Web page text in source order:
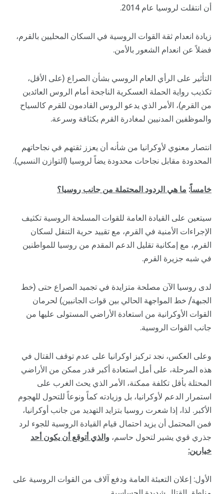
أن انتقلت لروسيا عام 2014.
زيادة انعدام ثقة القوات الروسية في السكان المحليين بالقرم،
فضلاً عن انعدام الشعور بالأمن.
التأثير على الرأي العام الروسي بشأن الصراع (على الأقل،
تكذيب رواية الحملة العسكرية الناجحة أمام الروس العائدين
من القرم)، الأمر الذي يدعو الروس القادمون للقرم كالسياح
والموظفين المدنيين لمغادرة القرم بكثافة وسرعة.
انتصار معنوي لأوكرانيا من شأنه أن يعزز ثقتهم في نجاحاتهم
المحدودة مقابل نجاحات محدودة يضاً لروسيا (التوازن النسبي).
خامساً: ما هي الردود المحتملة من جانب روسيا؟
سيتعين على القيادة العامة للقوات المسلحة الروسية تكثيف
الإجراءات الأمنية في القرم، مع تقييد حرية التنقل لسكان
القرم، مع إمكانية تقليل الدعم المقدم من روسيا للمواطنين
في شبه جزيرة القرم.
لدى روسيا الآن مصلحة متزايدة في تجميد الصراع حتى (خط
الجبهة/ خط المواجهة الحالي بين قوات الجانبين) لحرمان
القوات الأوكرانية من استعادة الأراضي المستولى عليها من
جانب القوات الروسية.
وعلى العكس، نجد تركيز اوكرانيا على عدم توقف القتال في
هذه المرحلة، على أمل استعادة أكبر قدر ممكن من الأراضي
المحتلة بأقل تكلفة ممكنة، الأمر الذي يحث الغرب على
استمرار الدعم لأوكرانيا، بل وزيادته كماً ونوعاً للتحول للهجوم
الأكبر. لذا، إذا شعرت روسيا بتزايد التهديد من جانب أوكرانيا،
فمن المحتمل أن يزيد احتمال قيام القيادة الروسية للجوء لرد
جذري قوي يشير لتحول حاسم، والذي أتوقع أن يكون أحد
خيارين:
الأول: إعلان التعبئة العامة ودفع آلاف من القوات الروسية على